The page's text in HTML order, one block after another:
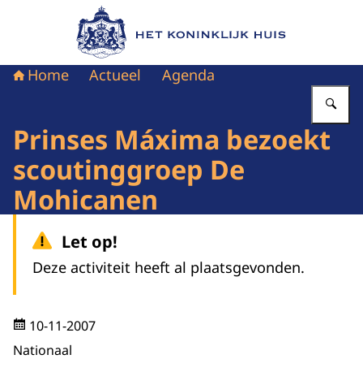
Naar de homepage van Het Koninklijk Huis
Home Actueel Agenda
Prinses Máxima bezoekt
scoutinggroep De
Mohicanen
Let op!
Deze activiteit heeft al plaatsgevonden.
10-11-2007
Nationaal